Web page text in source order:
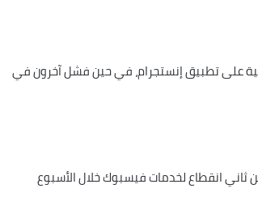
على تطبيق إنستجرام، في حين فشل آخرون في
ثاني انقطاع لخدمات فيسبوك خلال الأسبوع